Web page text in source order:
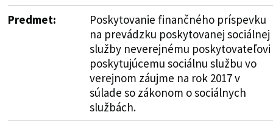
Predmet:
Poskytovanie finančného príspevku
na prevádzku poskytovanej sociálnej
služby neverejnému poskytovateľovi
poskytujúcemu sociálnu službu vo
verejnom záujme na rok 2017 v
súlade so zákonom o sociálnych
službách.